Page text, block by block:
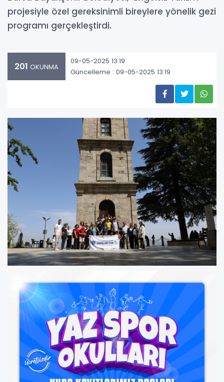
projesiyle özel gereksinimli bireylere yönelik gezi
programı gerçekleştirdi.
201 OKUNMA
09-05-2025 13:19
Güncelleme : 09-05-2025 13:19